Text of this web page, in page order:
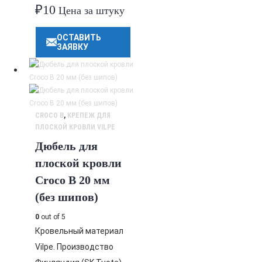
₽10 Цена за штуку
ОСТАВИТЬ
ЗАЯВКУ
CROCO B, КРЕПЕЖ ДЛЯ
ПЛОСКОЙ КРОВЛИ VILPE
Дюбель для
плоской кровли
Croco B 20 мм
(без шипов)
0 out of 5
Кровельный материал
Vilpe. Производство